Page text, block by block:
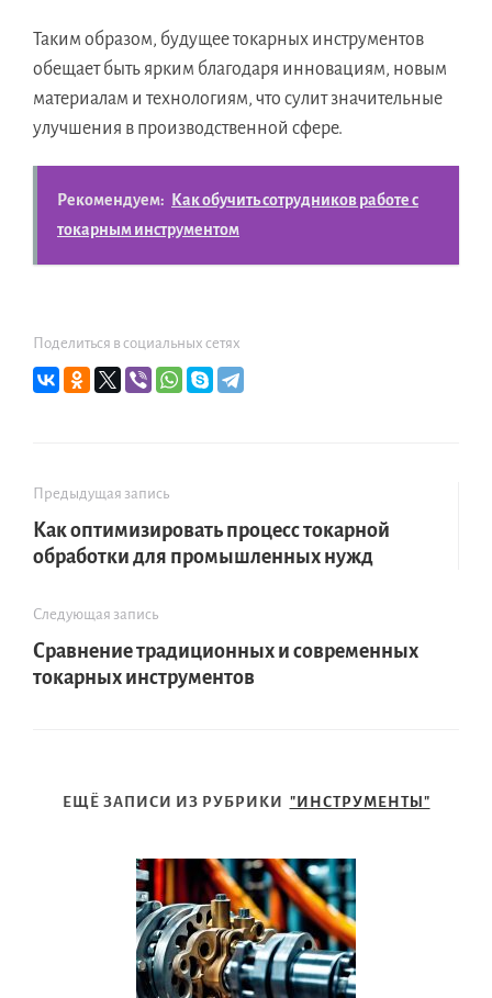
Таким образом, будущее токарных инструментов
обещает быть ярким благодаря инновациям, новым
материалам и технологиям, что сулит значительные
улучшения в производственной сфере.
Рекомендуем:
Как обучить сотрудников работе с
токарным инструментом
Поделиться в социальных сетях
Предыдущая запись
Как оптимизировать процесс токарной
обработки для промышленных нужд
Следующая запись
Сравнение традиционных и современных
токарных инструментов
ЕЩЁ ЗАПИСИ ИЗ РУБРИКИ "ИНСТРУМЕНТЫ"